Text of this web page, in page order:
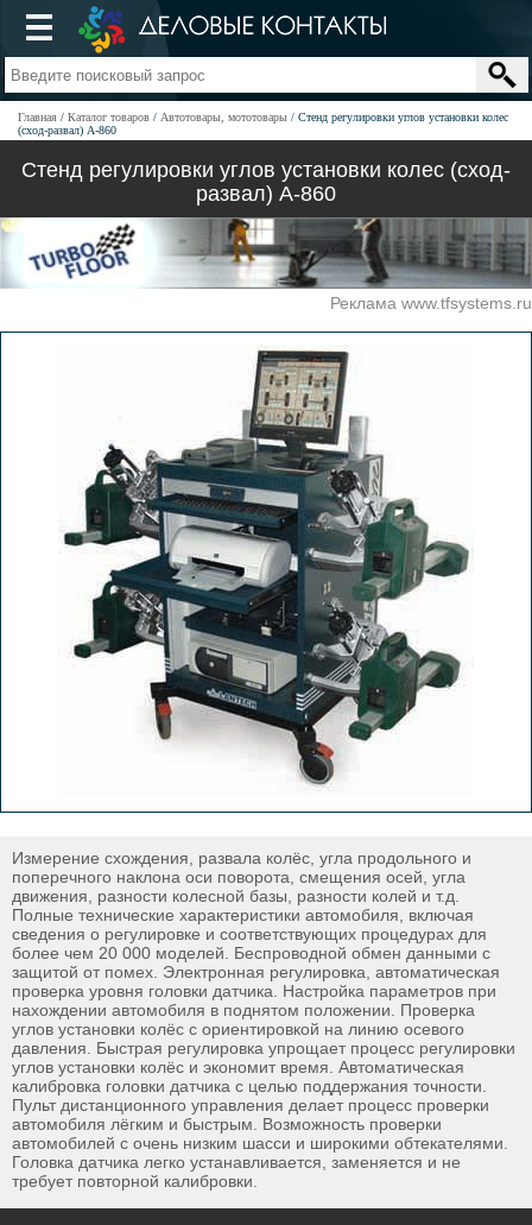
Главная Каталог товаров Автотовары, мототовары
Стенд регулировки углов установки колес
(сход-развал) A-860
Стенд регулировки углов установки колес (сход-
развал) A-860
Реклама www.tfsystems.ru
Измерение схождения, развала колёс, угла продольного и
поперечного наклона оси поворота, смещения осей, угла
движения, разности колесной базы, разности колей и т.д.
Полные технические характеристики автомобиля, включая
сведения о регулировке и соответствующих процедурах для
более чем 20 000 моделей. Беспроводной обмен данными с
защитой от помех. Электронная регулировка, автоматическая
проверка уровня головки датчика. Настройка параметров при
нахождении автомобиля в поднятом положении. Проверка
углов установки колёс с ориентировкой на линию осевого
давления. Быстрая регулировка упрощает процесс регулировки
углов установки колёс и экономит время. Автоматическая
калибровка головки датчика с целью поддержания точности.
Пульт дистанционного управления делает процесс проверки
автомобиля лёгким и быстрым. Возможность проверки
автомобилей с очень низким шасси и широкими обтекателями.
Головка датчика легко устанавливается, заменяется и не
требует повторной калибровки.